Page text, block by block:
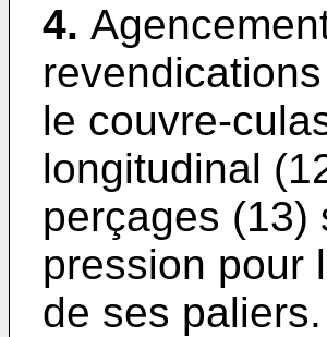
4.
le couvre-
longitudinal
perçages (13)
pression pour
de ses paliers.